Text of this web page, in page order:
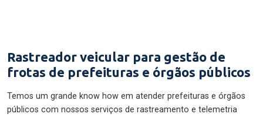
Rastreador veicular para gestão de
frotas de prefeituras e órgãos públicos
Temos um grande know how em atender prefeituras e órgãos
públicos com nossos serviços de rastreamento e telemetria